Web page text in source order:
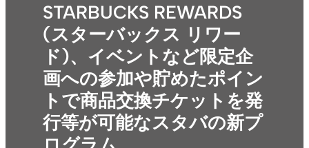
STARBUCKS REWARDS
(スターバックス リワー
ド)、イベントなど限定企
画への参加や貯めたポイン
トで商品交換チケットを発
行等が可能なスタバの新プ